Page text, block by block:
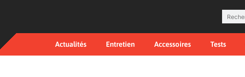
Actualités Entretien Accessoires Tests